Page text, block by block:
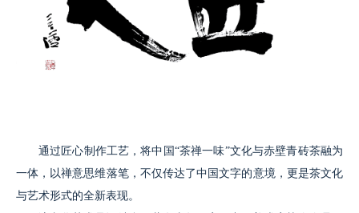
通过匠心制作工艺，将中国“茶禅一味”文化与赤壁青砖茶融为
一体，以禅意思维落笔，不仅传达了中国文字的意境，更是茶文化
与艺术形式的全新表现。